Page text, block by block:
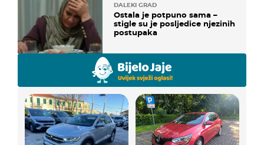
DALEKI GRAD
Ostala je potpuno sama –
stigle su je posljedice njezinih
postupaka